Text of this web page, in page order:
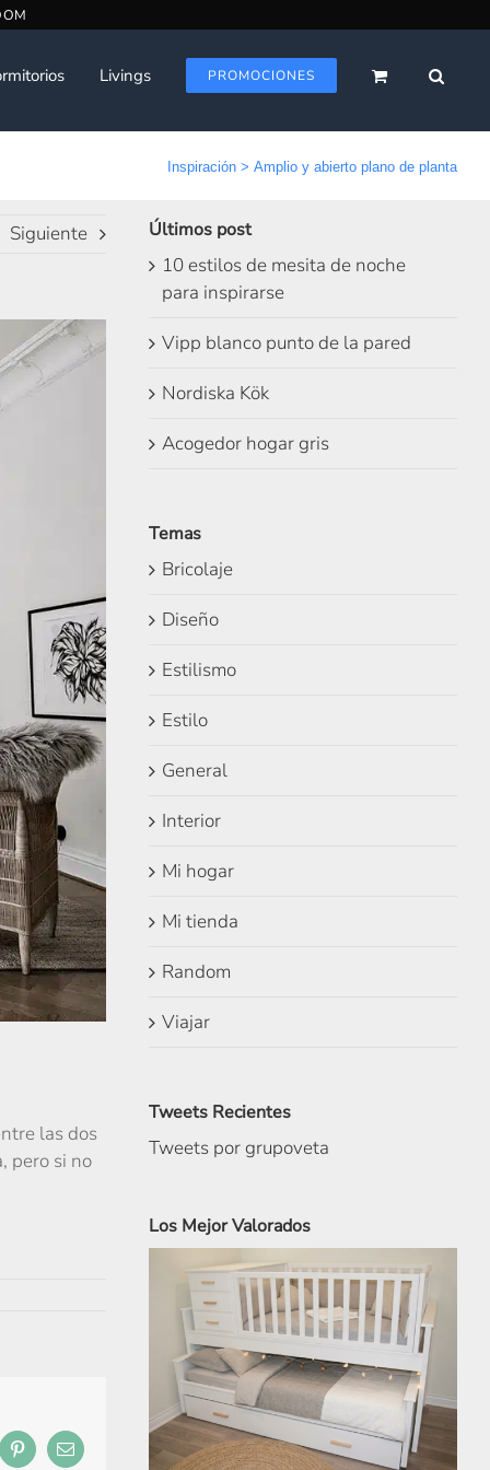
Livings PROMOCIONES
Inspiración > Amplio y abierto plano de planta
Siguiente
las dos
pero si no
PinterestCorreo
Últimos post
10 estilos de mesita de noche
para inspirarse
Vipp blanco punto de la pared
Nordiska Kök
Acogedor hogar gris
Temas
Bricolaje
Diseño
Estilismo
Estilo
General
Interior
Mi hogar
Mi tienda
Random
Viajar
Tweets Recientes
Tweets por grupoveta
Los Mejor Valorados